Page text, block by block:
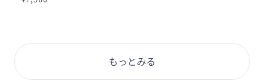
もっとみる